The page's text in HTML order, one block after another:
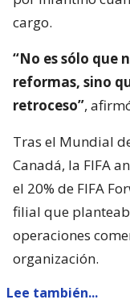
cargo.
“No es sólo que
reformas, sino
retroceso”,
Tras el Mundial
Canadá, la FIFA
el 20% de FIFA
filial que
operaciones
organización.
Lee también...